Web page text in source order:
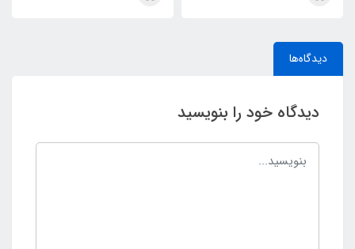
دیدگاه‌ها
دیدگاه خود را بنویسید